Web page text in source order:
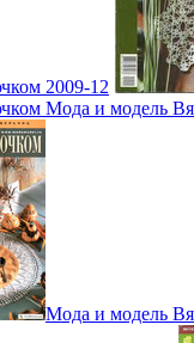
2009-12
Мода и модель
Мода и модель